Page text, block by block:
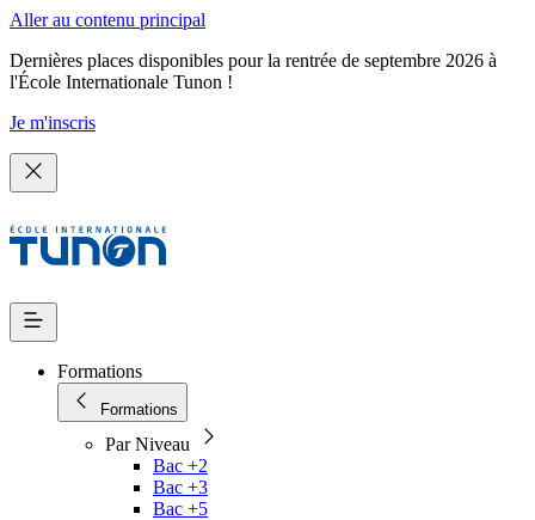
Aller au contenu principal
Dernières places disponibles pour la rentrée de septembre 2026 à
l'École Internationale Tunon !
Je m'inscris
Formations
Formations
Par Niveau
Bac +2
Bac +3
Bac +5